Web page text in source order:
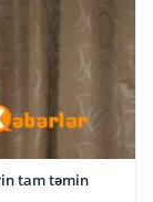
tam təmin